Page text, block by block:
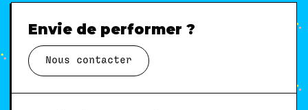
Envie de performer ?
Nous contacter